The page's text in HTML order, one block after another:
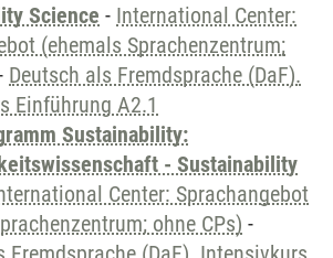
Science - International Center:
(ehemals Sprachenzentrum;
Deutsch als Fremdsprache (DaF).
Einführung A2.1
Sustainability:
- Sustainability
Center: Sprachangebot
ohne CPs) -